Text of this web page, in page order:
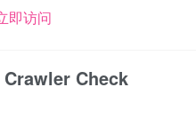
即访问
Check